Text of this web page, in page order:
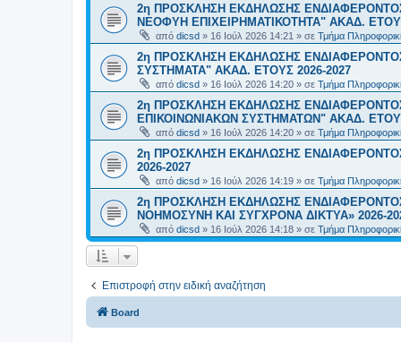
2η ΠΡΟΣΚΛΗΣΗ ΕΚΔΗΛΩΣΗΣ
ΝΕΟΦΥΗ ΕΠΙΧΕΙΡΗΜΑΤΙΚΟΤΗΤΑ" ΑΚΑΔ.
από dicsd » 16 Ιούλ 2026 14:21 » σε Τμήμα
2η ΠΡΟΣΚΛΗΣΗ ΕΚΔΗΛΩΣΗΣ
ΣΥΣΤΗΜΑΤΑ" ΑΚΑΔ. ΕΤΟΥΣ 2026-2027
από dicsd » 16 Ιούλ 2026 14:20 » σε Τμήμα
2η ΠΡΟΣΚΛΗΣΗ ΕΚΔΗΛΩΣΗΣ
ΕΠΙΚΟΙΝΩΝΙΑΚΩΝ ΣΥΣΤΗΜΑΤΩΝ" ΑΚΑΔ.
από dicsd » 16 Ιούλ 2026 14:20 » σε Τμήμα
2η ΠΡΟΣΚΛΗΣΗ ΕΚΔΗΛΩΣΗΣ
2026-2027
από dicsd » 16 Ιούλ 2026 14:19 » σε Τμήμα
2η ΠΡΟΣΚΛΗΣΗ ΕΚΔΗΛΩΣΗΣ
ΝΟΗΜΟΣΥΝΗ ΚΑΙ ΣΥΓΧΡΟΝΑ ΔΙΚΤΥΑ» 2026-
από dicsd » 16 Ιούλ 2026 14:18 » σε Τμήμα
Επιστροφή στην ειδική αναζήτηση
Board